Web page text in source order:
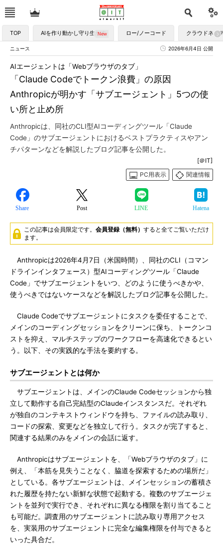
TOP AIを作り動かし守り生かす ロー/ノーコード クラウドネイ
ニュース 2026年6月4日 公開
「Claude Codeでトークン浪費」の原因
Anthropicが明かす「サブエージェント」5つの使
い所と止め所
AIエージェントは「Webブラウザのタブ」
Anthropicは、同社のCLI型AIコーディングツール「Claude
Code」のサブエージェントにおけるベストプラクティスやアン
チパターンなどを解説したブログ記事を公開した。
[＠IT]
PC用表示
関連情報
Share Post LINE Hatena
この記事は会員限定です。 会員登録（無料） すると全てご覧いただけ
ます。
Anthropicは2026年4月7日（米国時間）、同社のCLI（コマン
ドラインインタフェース）型AIコーディングツール「Claude
Code」でサブエージェントをいつ、どのように使うべきかや、
使うべきではないケースなどを解説したブログ記事を公開した。
Claude Codeでサブエージェントにタスクを委任することで、
メインのコーディングセッションをクリーンに保ち、トークンコ
ストを抑え、マルチステップのワークフローを高速化できるとい
う。以下、その実践的な手法を要約する。
サブエージェントとは何か
サブエージェントは、メインのClaude Codeセッションから独
立して動作する自己完結型のClaudeインスタンスだ。それぞれ
が独自のコンテキストウィンドウを持ち、ファイルの読み取り、
コードの探索、変更などを独立して行う。タスクが完了すると、
関連する結果のみをメインの会話に返す。
Anthropicはサブエージェントを、「Webブラウザのタブ」に
例え、「本筋を見失うことなく、脇道を探索するための場所だ」
としている。各サブエージェントは、メインセッションの蓄積さ
れた履歴を持たない新鮮な状態で起動する。複数のサブエージェ
ントを並列で実行でき、それぞれに異なる権限を割り当てること
も可能だ。調査用のサブエージェントに読み取り専用アクセス
を、実装用のサブエージェントに完全な編集権限を付与できると
いった具合だ。